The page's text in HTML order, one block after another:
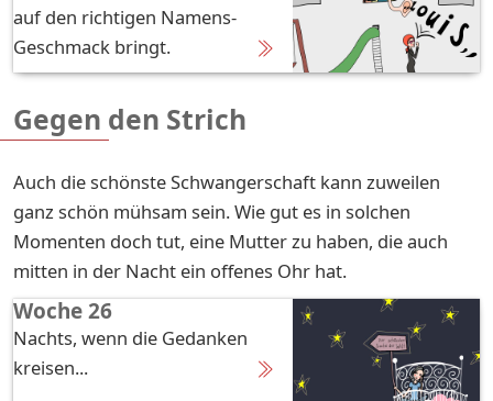
auf den richtigen Namens-
Geschmack bringt.
Gegen den Strich
Auch die schönste Schwangerschaft kann zuweilen
ganz schön mühsam sein. Wie gut es in solchen
Momenten doch tut, eine Mutter zu haben, die auch
mitten in der Nacht ein offenes Ohr hat.
Woche 26
Nachts, wenn die Gedanken
kreisen...